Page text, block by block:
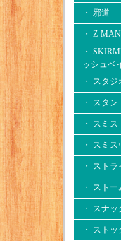
・ 邪道
・ Z-MAN
・
ッシュベ
・ スタ
・ スタ
・ スミス
・ スミ
・ スト
・ ストー
・ スナ
・ ストッ